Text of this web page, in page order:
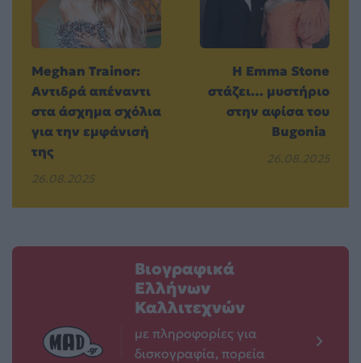
Meghan Trainor:
Αντιδρά απέναντι
στα άσχημα σχόλια
για την εμφάνισή
της
26.08.2025
Η Emma Stone
στάζει… μυστήριο
στην αφίσα του
Bugonia
26.08.2025
Βιογραφικά
Ελλήνων
Καλλιτεχνών
με πληροφορίες για
δισκογραφία, πορεία